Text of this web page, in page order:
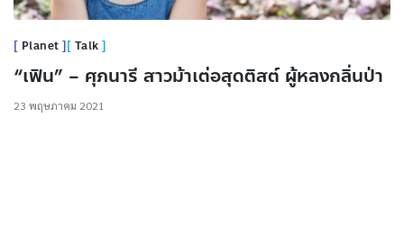
Planet Talk
“เฟิน” – ศุภนารี สาวม้าเต่อสุดติสต์ ผู้หลงกลิ่นป่า
23 พฤษภาคม 2021